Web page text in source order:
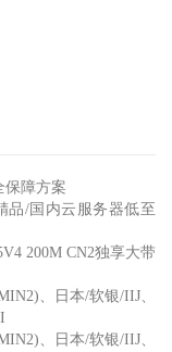
保障方案
品/国内云服务器低至
200M CN2独享大带
、日本/软银/IIJ、
、日本/软银/IIJ、